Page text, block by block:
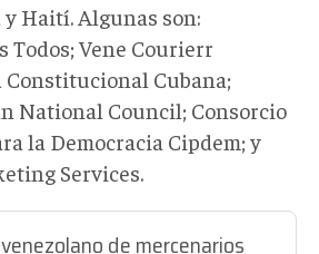
y Haití. Algunas son:
Todos; Vene Courierr
Constitucional Cubana;
National Council; Consorcio
la Democracia Cipdem; y
Services.
de mercenarios